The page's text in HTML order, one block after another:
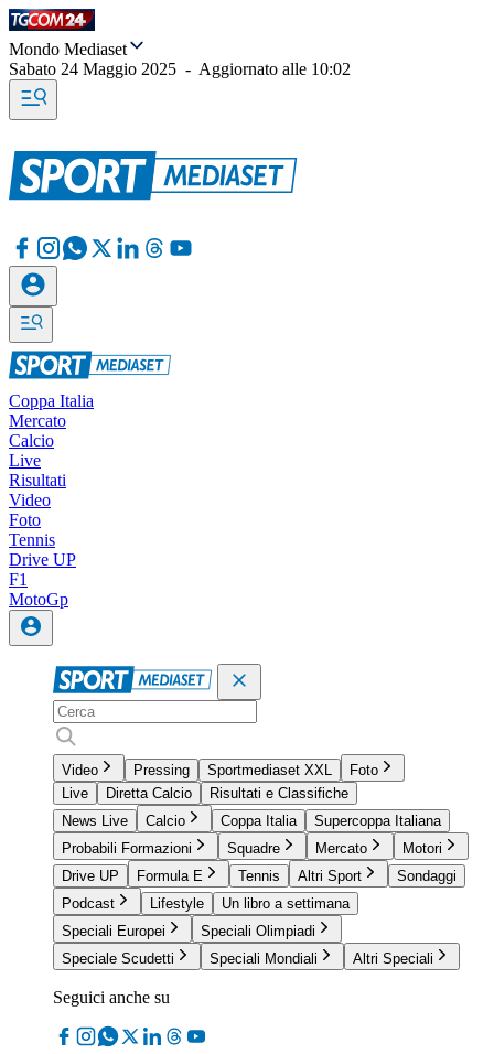
Mondo Mediaset
Sabato 24 Maggio 2025 - Aggiornato alle 10:02
Coppa Italia
Mercato
Calcio
Live
Risultati
Video
Foto
Tennis
Drive UP
F1
MotoGp
Video Pressing Sportmediaset XXL
Foto
Live
Diretta Calcio
Risultati e Classifiche
News Live
Calcio Coppa Italia
Supercoppa Italiana
Probabili Formazioni
Squadre Mercato
Motori
Drive UP
Formula E Tennis Altri Sport
Sondaggi
Podcast
Lifestyle
Un libro a settimana
Speciali Europei
Speciali Olimpiadi
Speciale Scudetti
Speciali Mondiali Altri Speciali
Seguici anche su